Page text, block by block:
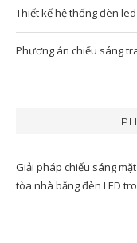
Thiết kế hệ thống đèn
Phương án chiếu sáng
Giải pháp chiếu sáng
tòa nhà bằng đèn LED